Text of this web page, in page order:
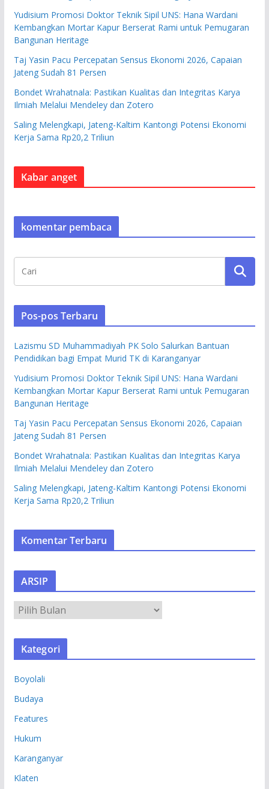
Yudisium Promosi Doktor Teknik Sipil UNS: Hana Wardani
Kembangkan Mortar Kapur Berserat Rami untuk Pemugaran
Bangunan Heritage
Taj Yasin Pacu Percepatan Sensus Ekonomi 2026, Capaian
Jateng Sudah 81 Persen
Bondet Wrahatnala: Pastikan Kualitas dan Integritas Karya
Ilmiah Melalui Mendeley dan Zotero
Saling Melengkapi, Jateng-Kaltim Kantongi Potensi Ekonomi
Kerja Sama Rp20,2 Triliun
Kabar anget
komentar pembaca
Pos-pos Terbaru
Lazismu SD Muhammadiyah PK Solo Salurkan Bantuan
Pendidikan bagi Empat Murid TK di Karanganyar
Yudisium Promosi Doktor Teknik Sipil UNS: Hana Wardani
Kembangkan Mortar Kapur Berserat Rami untuk Pemugaran
Bangunan Heritage
Taj Yasin Pacu Percepatan Sensus Ekonomi 2026, Capaian
Jateng Sudah 81 Persen
Bondet Wrahatnala: Pastikan Kualitas dan Integritas Karya
Ilmiah Melalui Mendeley dan Zotero
Saling Melengkapi, Jateng-Kaltim Kantongi Potensi Ekonomi
Kerja Sama Rp20,2 Triliun
Komentar Terbaru
ARSIP
R
S
Kategori
Boyolali
Budaya
Features
Hukum
Karanganyar
Klaten